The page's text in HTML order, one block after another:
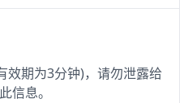
效期为3分钟)，请勿泄露给
信息。